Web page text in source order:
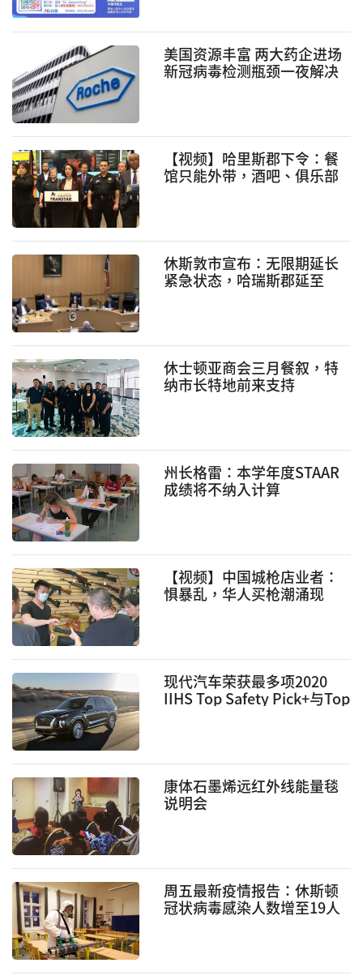
美国资源丰富 两大药企进场
新冠病毒检测瓶颈一夜解决
【视频】哈里斯郡下令：餐
馆只能外带，酒吧、俱乐部
休斯敦市宣布：无限期延长
紧急状态，哈瑞斯郡延至
休士顿亚商会三月餐叙，特
纳市长特地前来支持
州长格雷：本学年度STAAR
成绩将不纳入计算
【视频】中国城枪店业者：
惧暴乱，华人买枪潮涌现
现代汽车荣获最多项2020
IIHS Top Safety Pick+与Top
康体石墨烯远红外线能量毯
说明会
周五最新疫情报告：休斯顿
冠状病毒感染人数增至19人